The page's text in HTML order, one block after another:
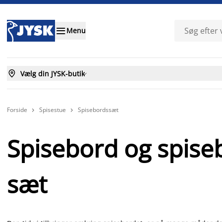
Menu
 Vælg din JYSK-butik
Forside  Spisestue  Spisebordssæt
Spisebord og
sæt